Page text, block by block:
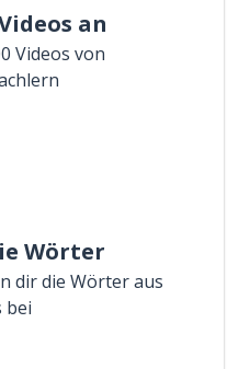
an
Videos von
Wörter
dir die Wörter aus
bei